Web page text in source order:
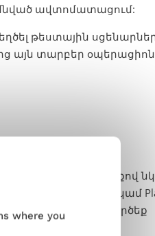
ավտոմատացում:
թեստային
այն տարբեր օպերացիոն
կարող եք ձեռքով
են Figma կամ
եւ օգտագործեք
where you